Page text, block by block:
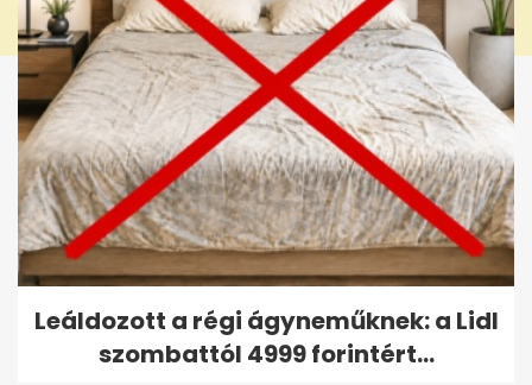
Leáldozott a régi ágyneműknek: a Lidl
szombattól 4999 forintért...